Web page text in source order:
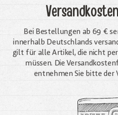
Bei Bestellungen ab 69 €
innerhalb Deutschlands
gilt für alle Artikel, die nicht
müssen. Die
entnehmen Sie bitte der